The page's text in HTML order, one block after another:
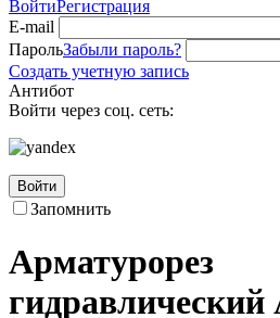
ВойтиРегистрация
E-mail
ПарольЗабыли пароль?
Создать учетную запись
Антибот
Войти через соц. сеть:
Войти
Запомнить
Арматурорез
гидравлический